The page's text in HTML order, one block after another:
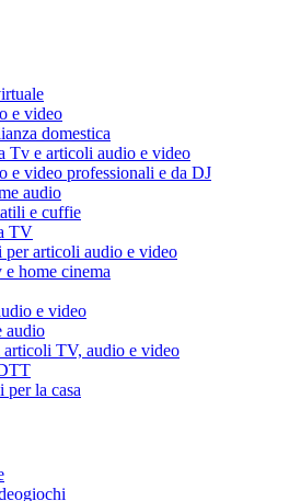
e video
domestica
Tv e articoli audio e video
e video professionali e da DJ
audio
e cuffie
TV
per articoli audio e video
home cinema
e video
audio
TV, audio e video
la casa